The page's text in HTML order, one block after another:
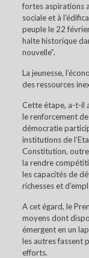
fortes aspirations
sociale et à
peuple le 22
halte historique
nouvelle”.
La jeunesse,
des ressources
Cette étape, a-t-il
le renforcement
démocratie
institutions de
Constitution,
la rendre
les capacités de
richesses et
A cet égard, le
moyens dont
émergent en un
les autres fassent
efforts.